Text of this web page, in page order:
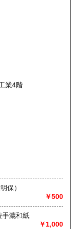
1,600円
1,600円
業4階
選書） （藤堂明保）
￥500
漉和紙
￥1,000